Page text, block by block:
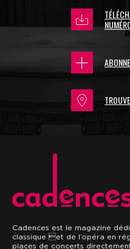
Cadences est le magazine
classique et de l’opéra en
places de concerts